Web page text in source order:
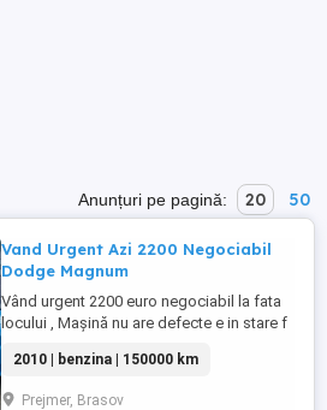
Anunțuri pe pagină: 20 50
Vand Urgent Azi 2200 Negociabil
Dodge Magnum
Vând urgent 2200 euro negociabil la fata
locului , Mașină nu are defecte e in stare f
valabile pana in decembrie pe bulgaria !
detalii in prv !
2010 | benzina | 150000 km
Prejmer, Brasov